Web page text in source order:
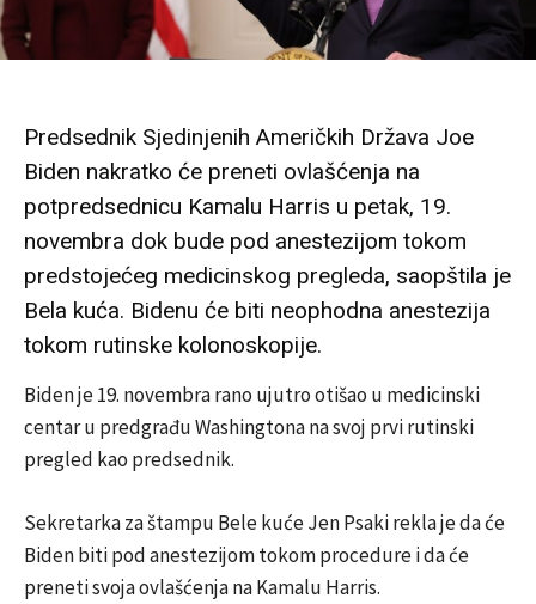
Predsednik Sjedinjenih Američkih Država Joe
Biden nakratko će preneti ovlašćenja na
potpredsednicu Kamalu Harris u petak, 19.
novembra dok bude pod anestezijom tokom
predstojećeg medicinskog pregleda, saopštila je
Bela kuća. Bidenu će biti neophodna anestezija
tokom rutinske kolonoskopije.
Biden je 19. novembra rano ujutro otišao u medicinski
centar u predgrađu Washingtona na svoj prvi rutinski
pregled kao predsednik.
Sekretarka za štampu Bele kuće Jen Psaki rekla je da će
Biden biti pod anestezijom tokom procedure i da će
preneti svoja ovlašćenja na Kamalu Harris.